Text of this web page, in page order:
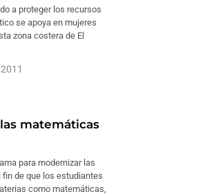
a proteger los recursos
se apoya en mujeres
zona costera de El
matemáticas
para modernizar las
de que los estudiantes
como matemáticas,